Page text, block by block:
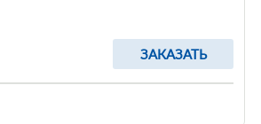
ЗАКАЗАТЬ